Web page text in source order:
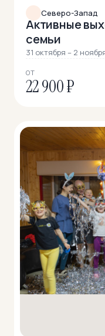
Северо-Запад
Активные
семьи
31 октября – 2
ОТ
22 900 ₽